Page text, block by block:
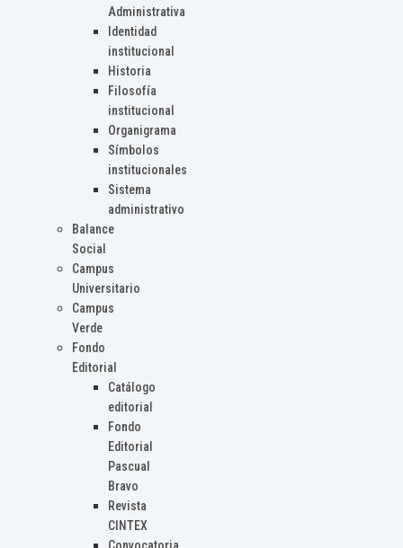
Administrativa
Identidad
institucional
Historia
Filosofía
institucional
Organigrama
Símbolos
institucionales
Sistema
administrativo
Balance
Social
Campus
Universitario
Campus
Verde
Fondo
Editorial
Catálogo
editorial
Fondo
Editorial
Pascual
Bravo
Revista
CINTEX